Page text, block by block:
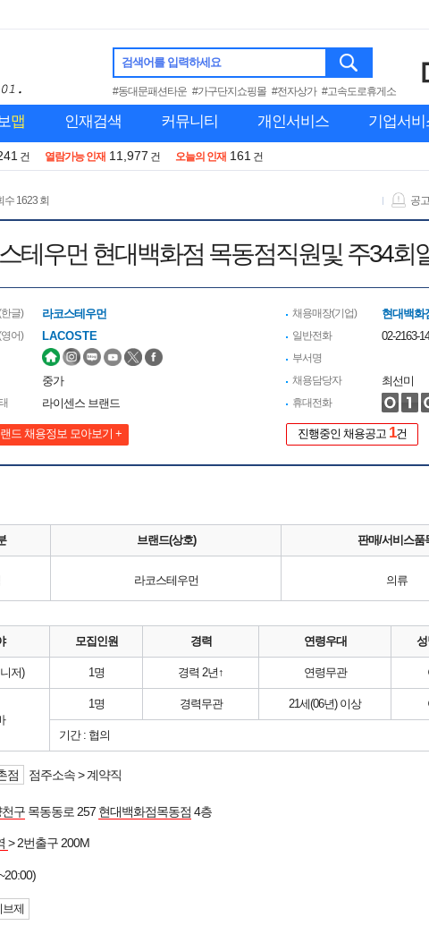
검색어를 입력하세요
#동대문패션타운 #가구단지쇼핑몰 #전자상가 #고속도로휴게소
맵 인재검색 커뮤니티 개인서비스 기업서비
건 열람가능 인재 11,977 건 오늘의 인재 161 건
수 1623 회 공
테우먼 현대백화점 목동점직원및 주34회
글) 라코스테우먼
어) LACOSTE
중가
라이센스 브랜드
드 채용정보 모아보기 +
채용매장(기업) 현대백화
일반전화 02-2163-
부서명
채용담당자
최선미
휴대전화
진행중인 채용공고 1건
브랜드(상호) 판매/서비스품
라코스테우먼 의류
모집인원 경력 연령우대
저) 1명 경력 2년↑ 연령무관
1명 경력무관 21세(06년) 이상
기간 : 협의
점 점주소속 > 계약직
천구 목동동로 257 현대백화점목동점 4층
> 2번출구 200M
브제